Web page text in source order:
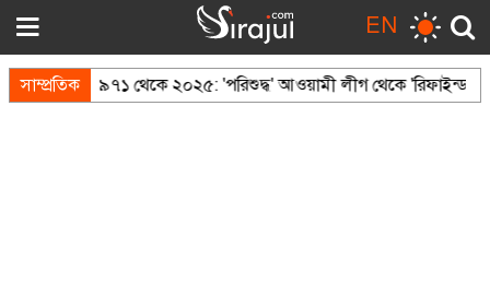
EN
সাম্প্রতিক"১৯৭১ থেকে ২০২৫: 'পরিশুদ্ধ' আওয়ামী লীগ থেকে 'রিফাইন্ড'